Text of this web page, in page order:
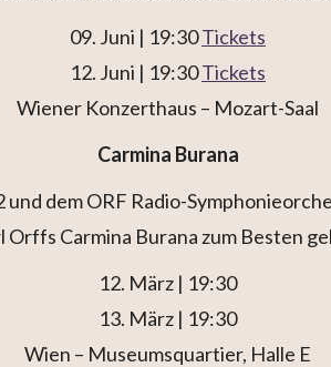
09. Juni | 19:30Tickets
12. Juni | 19:30Tickets
Wiener Konzerthaus – Mozart-Saal
Carmina Burana
und dem ORF Radio-
Orffs Carmina Burana zum Besten
12. März | 19:30
13. März | 19:30
Wien – Museumsquartier, Halle E